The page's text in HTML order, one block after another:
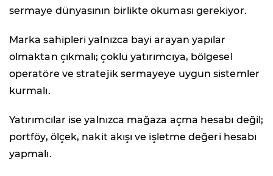
sermaye dünyasının birlikte okuması gerekiyor.
Marka sahipleri yalnızca bayi arayan yapılar
olmaktan çıkmalı; çoklu yatırımcıya, bölgesel
operatöre ve stratejik sermayeye uygun sistemler
kurmalı.
Yatırımcılar ise yalnızca mağaza açma hesabı değil;
portföy, ölçek, nakit akışı ve işletme değeri hesabı
yapmalı.